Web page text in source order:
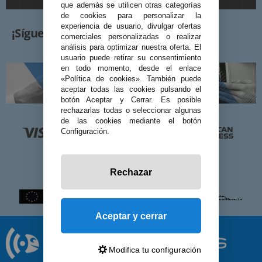
¡Síguenos!
que además se utilicen otras categorías
de cookies para personalizar la
experiencia de usuario, divulgar ofertas
comerciales personalizadas o realizar
análisis para optimizar nuestra oferta. El
usuario puede retirar su consentimiento
en todo momento, desde el enlace
«Política de cookies». También puede
aceptar todas las cookies pulsando el
botón Aceptar y Cerrar. Es posible
rechazarlas todas o seleccionar algunas
de las cookies mediante el botón
Configuración.
Rechazar
Aceptar y cerrar
Modifica tu configuración